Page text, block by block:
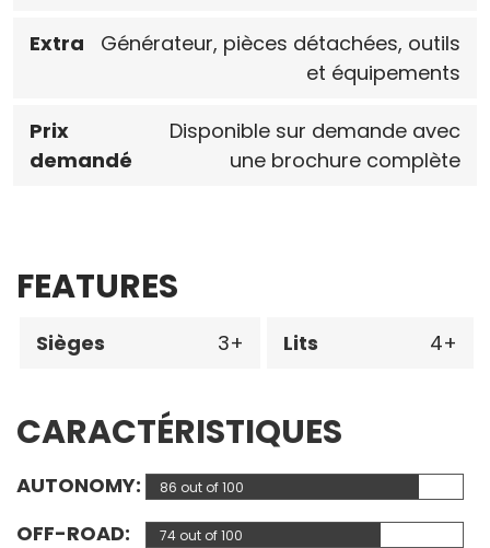
Extra
Générateur, pièces détachées, outils
et équipements
Prix ​​
demandé
Disponible sur demande avec
une brochure complète
FEATURES
Sièges 3 Lits 4
CARACTÉRISTIQUES
AUTONOMY 86 out of 100
OFF-ROAD 74 out of 100